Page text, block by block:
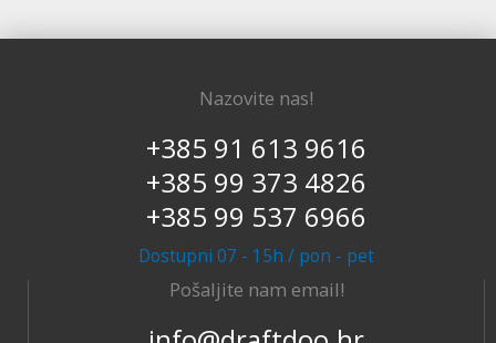
Nazovite nas!
+385 91 613 9616
+385 99 373 4826
+385 99 537 6966
Dostupni 07 - 15h / pon - pet
Pošaljite nam email!